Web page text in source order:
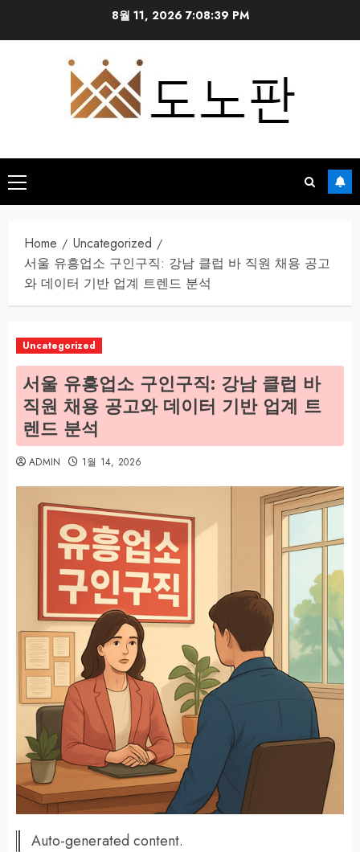
8월 11, 2026 7:08:40 PM
Primary
Menu
Home
Uncategorized
서울 유흥업소 구인구직: 강남 클럽 바 직원 채용 공고
와 데이터 기반 업계 트렌드 분석
Uncategorized
서울 유흥업소 구인구직: 강남 클럽 바
직원 채용 공고와 데이터 기반 업계 트
렌드 분석
ADMIN 1월 14, 2026
Auto-generated content.